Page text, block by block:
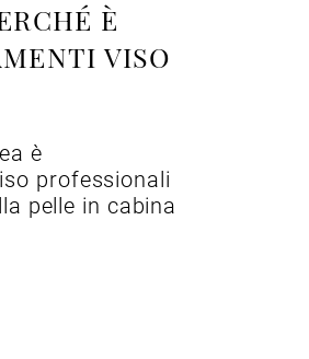
È
VISO
è
professionali
pelle in cabina